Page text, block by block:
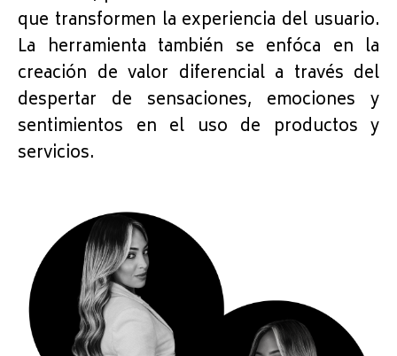
que transformen la experiencia del usuario.
La herramienta también se enfóca en la
creación de valor diferencial a través del
despertar de sensaciones, emociones y
sentimientos en el uso de productos y
servicios.